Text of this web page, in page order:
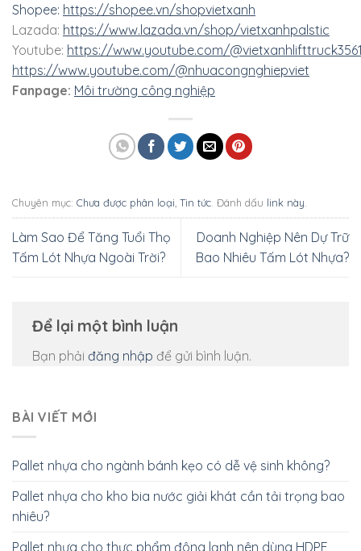
Shopee: https://shopee.vn/shopvietxanh
Lazada: https://www.lazada.vn/shop/vietxanhpalstic
Youtube: https://www.youtube.com/
https://www.youtube.com/@nhuacongnghiepviet
Fanpage: Môi trường công nghiệp
Chuyên mục: Chưa được phân loại, Tin tức. Đánh dấu link này.
Làm Sao Để Tăng Tuổi Thọ
Tấm Lót Nhựa Ngoài Trời?
Doanh Nghiệp Nên Dự Trữ
Bao Nhiêu Tấm Lót Nhựa?
Để lại một bình luận
Bạn phải đăng nhập để gửi bình luận.
BÀI VIẾT MỚI
Pallet nhựa cho ngành bánh kẹo có dễ vệ sinh không?
Pallet nhựa cho kho bia nước giải khát cần tải trọng bao
nhiêu?
Pallet nhựa cho thực phẩm đông lạnh nên dùng HDPE